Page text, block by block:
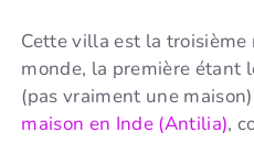
Cette villa est la
monde, la première étant
(pas vraiment une
maison en Inde (Antilia),